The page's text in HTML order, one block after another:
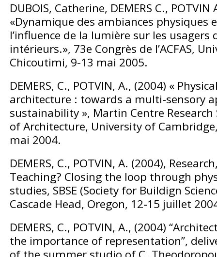
DUBOIS, Catherine, DEMERS C., POTVIN
«Dynamique des ambiances physiques
l’influence de la lumière sur les usagers
intérieurs.», 73e Congrès de l’ACFAS,
Chicoutimi, 9-13 mai 2005.
DEMERS, C., POTVIN, A., (2004) «
architecture : towards a multi-sensory
sustainability », Martin Centre
of Architecture, University of
mai 2004.
DEMERS, C., POTVIN, A. (2004),
Teaching? Closing the loop through
studies, SBSE (Society for Buildign
Cascade Head, Oregon, 12-15 juillet
DEMERS, C., POTVIN, A., (2004)
the importance of representation”,